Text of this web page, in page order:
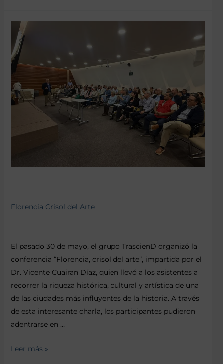
Florencia Crisol del Arte
El pasado 30 de mayo, el grupo TrascienD organizó la
conferencia “Florencia, crisol del arte”, impartida por el
Dr. Vicente Cuairan Díaz, quien llevó a los asistentes a
recorrer la riqueza histórica, cultural y artística de una
de las ciudades más influyentes de la historia. A través
de esta interesante charla, los participantes pudieron
adentrarse en …
Leer más »